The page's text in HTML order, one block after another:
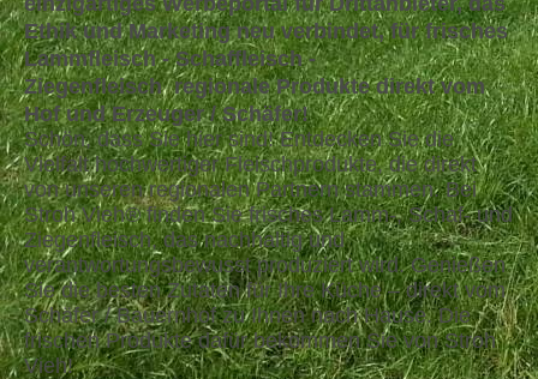
Ethik und Marketing neu verbindet, für frisches
Lammfleisch - Schaffleisch -
Ziegenfleisch regionale Produkte direkt vom
Hof und Erzeuger / Schäfer!
Schön, dass Sie hier sind! Entdecken Sie die
Vielfalt hochwertiger Fleischprodukte, die direkt
von unseren regionalen Partnern stammen. Bei
Stroh Vieh® finden Sie frisches Lamm-, Schaf- und
Ziegenfleisch, das nachhaltig und
verantwortungsbewusst produziert wird. Genießen
Sie die besten Zutaten für Ihre Küche – direkt vom
Schäfer / Bauernhof zu Ihnen nach Hause. Die
frischen Produkte dafür bekommen Sie von Stroh
Vieh!